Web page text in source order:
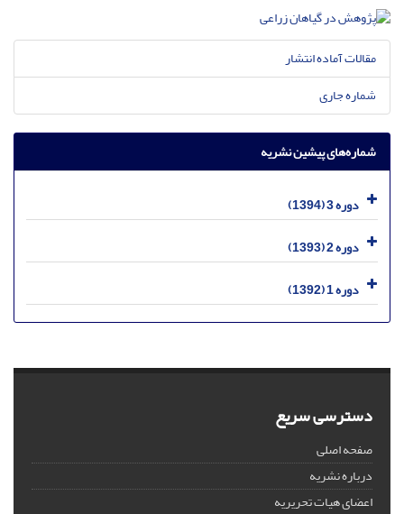
مقالات آماده انتشار
شماره جاری
شماره‌های پیشین نشریه
دوره 3 (1394)
دوره 2 (1393)
دوره 1 (1392)
دسترسی سریع
صفحه اصلی
درباره نشریه
اعضای هیات تحریریه